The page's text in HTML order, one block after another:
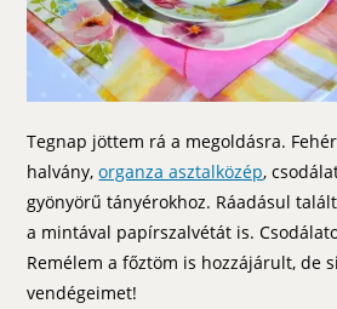
Tegnap jöttem rá a megoldásra.
halvány,organza asztalközép,
gyönyörű tányérokhoz. Ráadásul
a mintával papírszalvétát is.
Remélem a főztöm is hozzájárult, de
vendégeimet!